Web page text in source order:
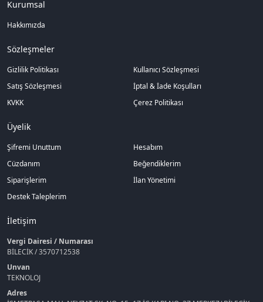
Kurumsal
Hakkımızda
Sözleşmeler
Gizlilik Politikası
Kullanıcı Sözleşmesi
Satış Sözleşmesi
İptal & İade Koşulları
KVKK
Çerez Politikası
Üyelik
Şifremi Unuttum
Hesabım
Cüzdanım
Beğendiklerim
Siparişlerim
İlan Yönetimi
Destek Taleplerim
İletişim
Vergi Dairesi / Numarası
BİLECİK / 3570712538
Unvan
TEKNOLOJ
Adres